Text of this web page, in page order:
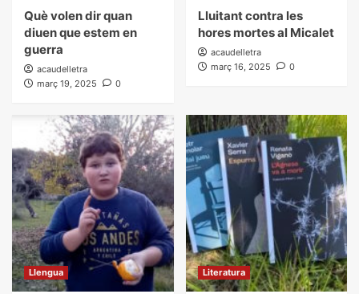
Què volen dir quan
diuen que estem en
guerra
acaudelletra
març 19, 2025
0
Lluitant contra les
hores mortes al Micalet
acaudelletra
març 16, 2025
0
Llengua Literatura